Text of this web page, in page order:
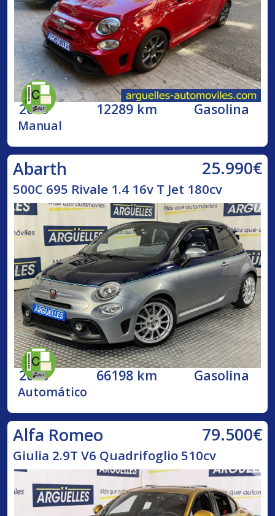
2023 12289 km Gasolina
Manual
Abarth 25.990€
500C 695 Rivale 1.4 16v T Jet 180cv
2018 66198 km Gasolina
Automático
Alfa Romeo 79.500€
Giulia 2.9T V6 Quadrifoglio 510cv